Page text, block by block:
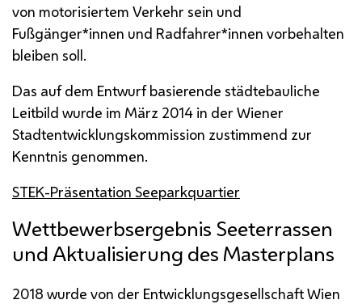
von motorisiertem Verkehr sein und
Fußgänger*innen und Radfahrer*innen vorbehalten
bleiben soll.
Das auf dem Entwurf basierende städtebauliche
Leitbild wurde im März 2014 in der Wiener
Stadtentwicklungskommission zustimmend zur
Kenntnis genommen.
STEK-Präsentation Seeparkquartier
Wettbewerbsergebnis Seeterrassen
und Aktualisierung des Masterplans
2018 wurde von der Entwicklungsgesellschaft Wien